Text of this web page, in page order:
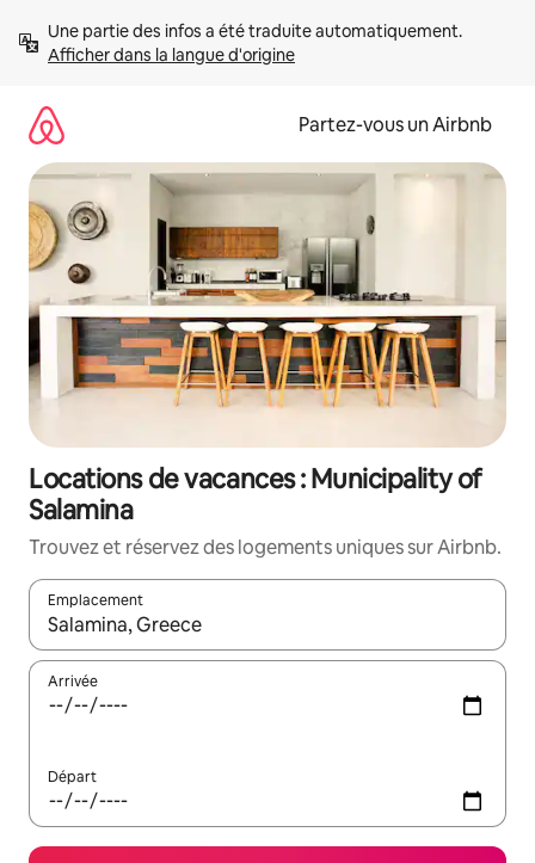
directement
Afficher dans la langue d'origine
Partez-vous un Airbnb
Locations de vacances : Municipality of
Salamina
Trouvez et réservez des logements uniques sur Airbnb.
Emplacement
Quand les résultats sont affichés, parcourez-les en utilisant
Arrivée
Départ